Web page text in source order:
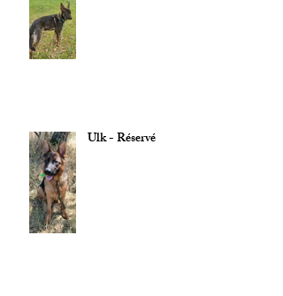
Ulk - Réservé